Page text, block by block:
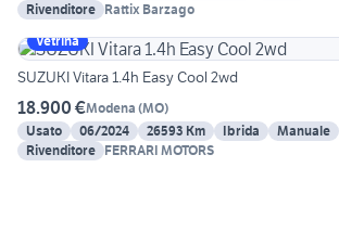
Rivenditore Rattix Barzago
Vetrina
SUZUKI Vitara 1.4h Easy Cool 2wd
18.900 €Modena (MO)
Usato
06/2024 26593 Km Ibrida Manuale
Rivenditore FERRARI MOTORS